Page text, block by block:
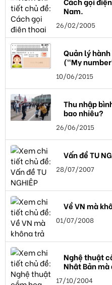
Nam.
26/02/2005
Quản lý
("My
10/06/2015
Thu nhập
bao nhiêu?
26/06/2015
Vấn đề TU
28/07/2007
Về VN mà
01/07/2008
Nghệ thuật
Nhật Bản
17/10/2004